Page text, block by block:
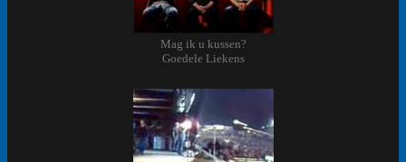
Mag ik u kussen?
Goedele Liekens